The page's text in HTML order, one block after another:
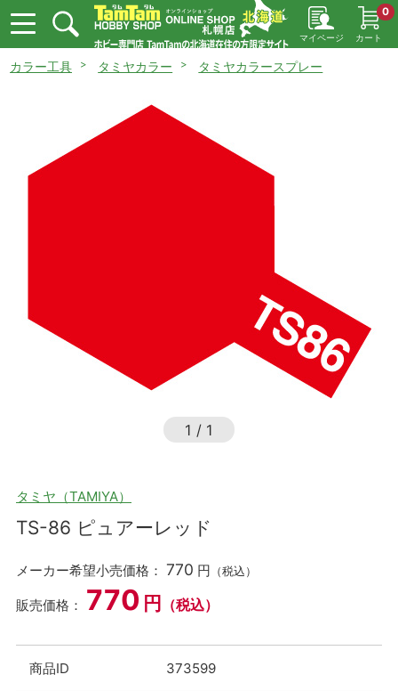
マイページ カート
0
カラー工具 タミヤカラー タミヤカラースプレー
1 / 1
タミヤ（TAMIYA）
TS-86 ピュアーレッド
メーカー希望小売価格： 770 円 （税込）
販売価格： 770 円 （税込）
商品ID 373599